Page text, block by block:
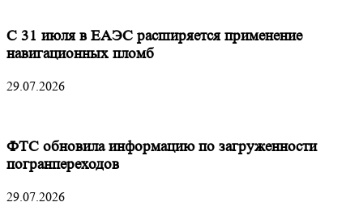
С 31 июля в ЕАЭС расширяется применение
навигационных пломб
29.07.2026
ФТС обновила информацию по загруженности
погранпереходов
29.07.2026